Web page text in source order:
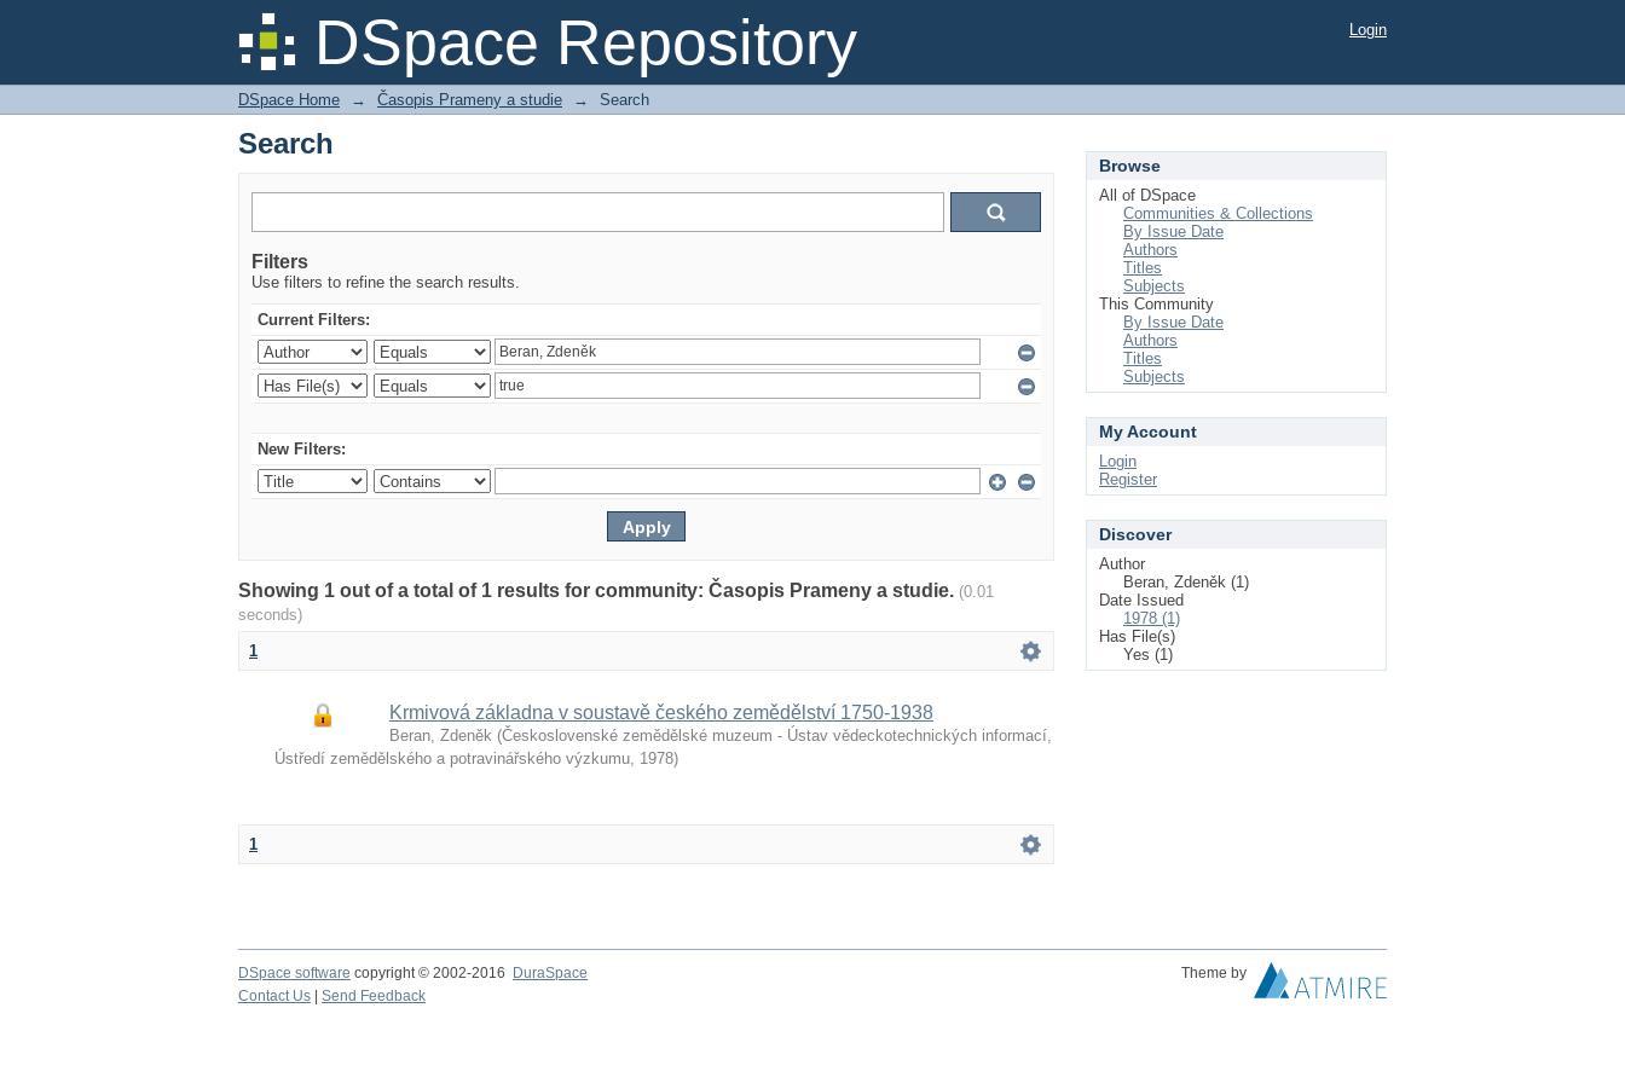
DSpace Repository
Search Login
DSpace Home → Časopis Prameny a studie → Search
Search
Filters
Use filters to refine the search results.
Current Filters:
New Filters:
Showing 1 out of a total of 1 results for community: Časopis Prameny a studie. (0.01
seconds)
1
Krmivová základna v soustavě českého zemědělství 1750-1938
Beran, Zdeněk (Československé zemědělské muzeum - Ústav vědeckotechnických informací,
Ústředí zemědělského a potravinářského výzkumu, 1978)
1
Browse
All of DSpace
Communities & Collections
By Issue Date
Authors
Titles
Subjects
This Community
By Issue Date
Authors
Titles
Subjects
My Account
Login
Register
Discover
Author
Beran, Zdeněk (1)
Date Issued
1978 (1)
Has File(s)
Yes (1)
DSpace software copyright © 2002-2016 DuraSpace
Theme by
Contact Us
Send Feedback